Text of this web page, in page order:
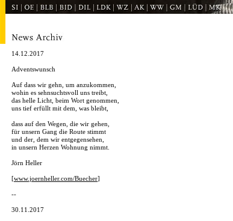
14.12.2017
Adventswunsch
Auf dass wir gehn, um anzukommen,
wohin es sehnsuchtsvoll uns treibt,
das helle Licht, beim Wort genommen,
uns tief erfüllt mit dem, was bleibt,
dass auf den Wegen, die wir gehen,
für unsern Gang die Route stimmt
und der, dem wir entgegensehen,
in unsern Herzen Wohnung nimmt.
Jörn Heller
[www.joernheller.com/Buecher]
--
30.11.2017